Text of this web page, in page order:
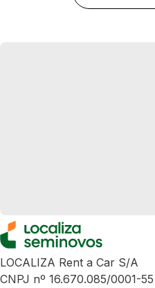
LOCALIZA Rent a Car S/A
CNPJ nº 16.670.085/0001-55